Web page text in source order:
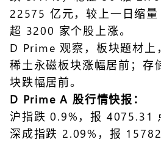
22575 亿元，较上一日缩
超 3200 家个股上涨。
D Prime 观察，板块题材上
稀土永磁板块涨幅居前；存
块跌幅居前。
D Prime A 股行情快报：
沪指跌 0.9%，报 4075.31
深成指跌 2.09%，报